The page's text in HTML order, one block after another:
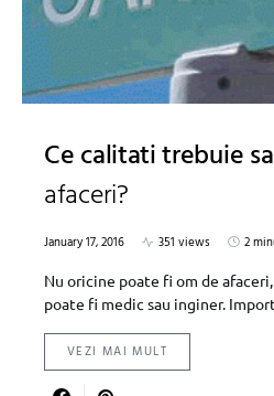
Ce calitati trebuie
afaceri?
January 17, 2016 351 views
2
Nu oricine poate fi om de
poate fi medic sau inginer.
VEZI MAI MULT